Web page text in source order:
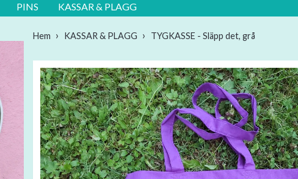
PINS KASSAR & PLAGG
Hem KASSAR & PLAGG TYGKASSE - Släpp det, grå